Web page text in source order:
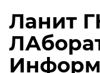
Ланит